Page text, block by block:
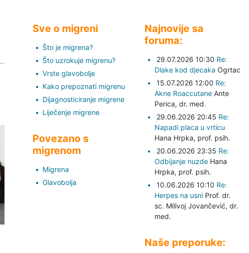
Sve o migreni
Što je migrena?
Što uzrokuje migrenu?
Vrste glavobolje
Kako prepoznati migrenu
Dijagnosticiranje migrene
Liječenje migrene
Povezano s
migrenom
Migrena
Glavobolja
Najnovije sa
foruma:
29.07.2026 10:30 Re:
Dlake kod djecaka Ogrtac
15.07.2026 12:00 Re:
Akne Roaccutane Ante
Perica, dr. med.
29.06.2026 20:45 Re:
Napadi placa u vrticu
Hana Hrpka, prof. psih.
20.06.2026 23:35 Re:
Odbijanje nuzde Hana
Hrpka, prof. psih.
10.06.2026 10:10 Re:
Herpes na usni Prof. dr.
sc. Milivoj Jovančević, dr.
med.
Naše preporuke: